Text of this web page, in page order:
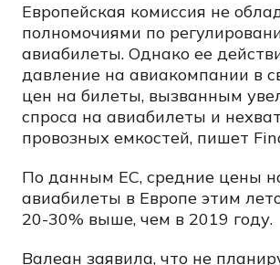
Европейская комиссия не
полномочиями по
авиабилеты. Однако ее
давление на авиакомпании в
цен на билеты, вызванным
спроса на авиабилеты и
провозных емкостей, пишет
По данным ЕС, средние цены
авиабилеты в Европе этим
20-30% выше, чем в 2019 году.
Валеан заявила, что не